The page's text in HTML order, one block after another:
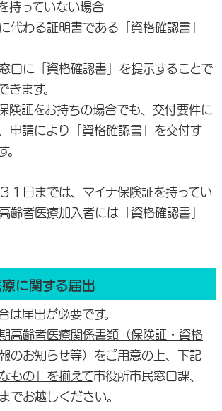
持っていない場合
代わる証明書である「資格確認書」
口に「資格確認書」を提示することで
きます。
険証をお持ちの場合でも、交付要件に
申請により「資格確認書」を交付す
。
１日までは、マイナ保険証を持ってい
齢者医療加入者には「資格確認書」
に関する届出
は届出が必要です。
高齢者医療関係書類（保険証・資格
のお知らせ等）をご用意の上、下記
もの」を揃えて市役所市民窓口課、
でお越しください。